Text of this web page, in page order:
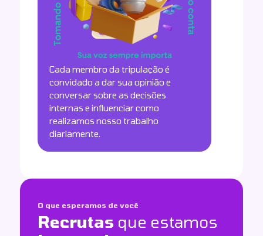
Cada membro da tripulação é
convidado a dar sua opinião e
conversar sobre as decisões
internas e influenciar como
realizamos nosso trabalho
diariamente.
O que esperamos de você
Recrutas que estamos